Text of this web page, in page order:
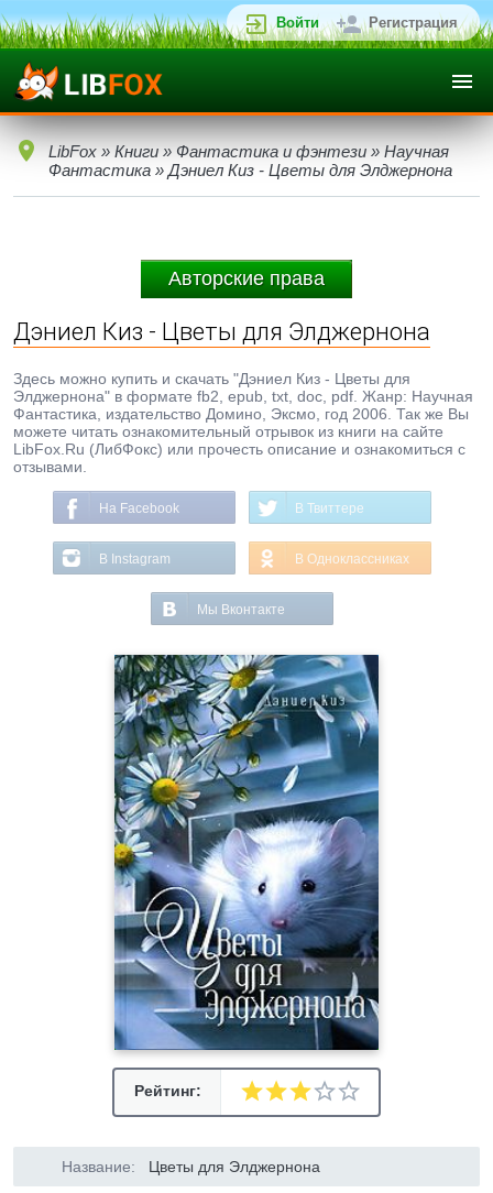
Войти Регистрация
LibFox » Книги » Фантастика и фэнтези » Научная
Фантастика » Дэниел Киз - Цветы для Элджернона
Авторские права
Дэниел Киз - Цветы для Элджернона
Здесь можно купить и скачать "Дэниел Киз - Цветы для
Элджернона" в формате fb2, epub, txt, doc, pdf. Жанр: Научная
Фантастика, издательство Домино, Эксмо, год 2006. Так же Вы
можете читать ознакомительный отрывок из книги на сайте
LibFox.Ru (ЛибФокс) или прочесть описание и ознакомиться с
отзывами.
На Facebook В Твиттере
В Instagram В Одноклассниках
Мы Вконтакте
Рейтинг:
Название: Цветы для Элджернона